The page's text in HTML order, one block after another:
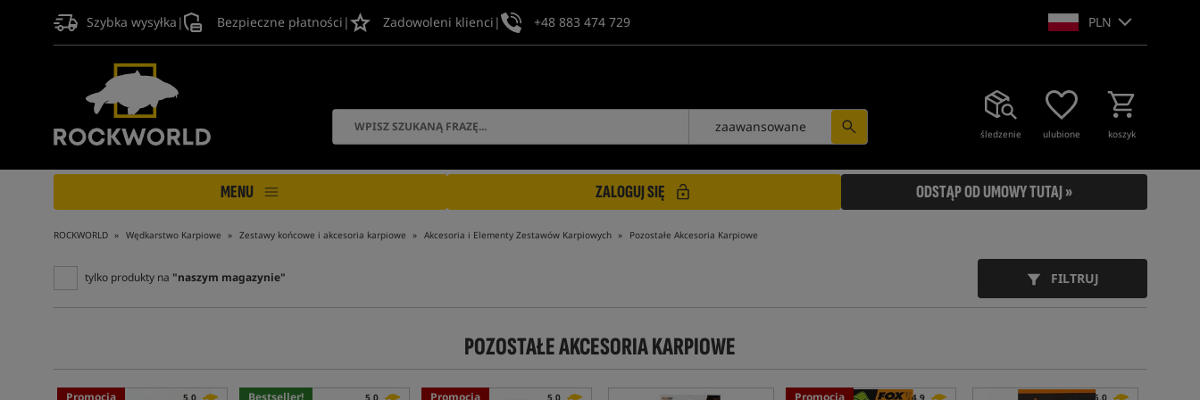
Szybka wysyłka | Bezpieczne płatności | Zadowoleni klienci | +48 883 474 729 PLN
śledzenie ulubione koszyk
zaawansowane
MENU ZALOGUJ SIĘ ODSTĄP OD UMOWY TUTAJ »
ROCKWORLD Wędkarstwo Karpiowe Zestawy końcowe i akcesoria karpiowe Akcesoria i Elementy Zestawów Karpiowych Pozostałe Akcesoria Karpiowe
tylko produkty na "naszym magazynie" FILTRUJ
POZOSTAŁE AKCESORIA KARPIOWE
Promocja 5,0 Bestseller! 5,0 Promocja 5,0 Promocja 4,9 5,0